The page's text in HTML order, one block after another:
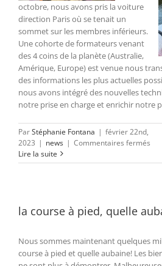
octobre, nous avons pris la voiture
direction Paris où se tenait un
sommet sur les membres inférieurs.
Une cohorte de formateurs venant
des 4 coins de la planète (Australie,
Amérique, Europe) est venue nous
des informations les plus actuelles
nous avons intégré des nouvelles
notre prise en charge et enrichir notre
ParStéphanie Fontana | février 22nd,
2023 | news | Commentaires fermés
Lire la suite
la course à pied, quelle
Nous sommes maintenant quelques
course à pied et quelle aubaine! Les